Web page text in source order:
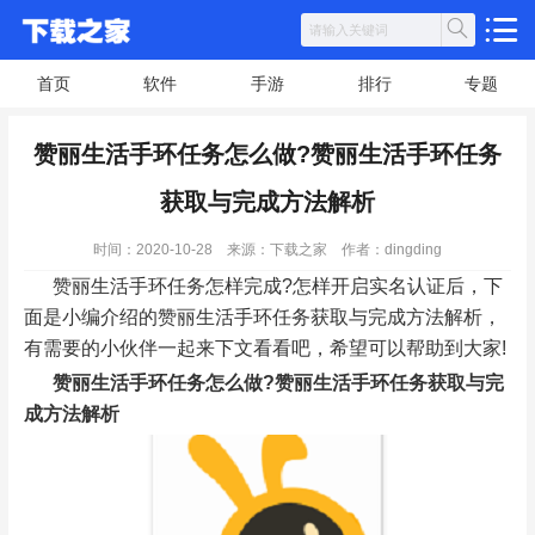
首页 软件 手游 排行 专题
赞丽生活手环任务怎么做?赞丽生活手环任务
获取与完成方法解析
时间：2020-10-28 来源：下载之家 作者：dingding
赞丽生活手环任务怎样完成?怎样开启实名认证后，下
面是小编介绍的赞丽生活手环任务获取与完成方法解析，
有需要的小伙伴一起来下文看看吧，希望可以帮助到大家!
赞丽生活手环任务怎么做?赞丽生活手环任务获取与完
成方法解析